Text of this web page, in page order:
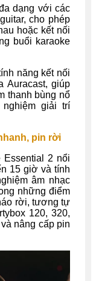
dạng với các
cho phép
hoặc kết nối
buổi karaoke
năng kết nối
Auracast, giúp
thanh bùng nổ
giải trí
pin rời
Essential 2 nổi
15 giờ và tính
âm nhạc
những điểm
rời, tương tự
120, 320,
nâng cấp pin